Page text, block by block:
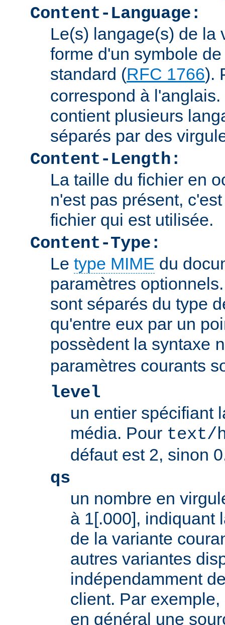
Content-Language:
Le(s) langage(s) de la
forme d'un symbole
standard (RFC 1766).
correspond à
contient plusieurs
séparés par des
Content-Length:
La taille du fichier en
n'est pas présent,
fichier qui est utilisée.
Content-Type:
Le type MIME du
paramètres
sont séparés du type
qu'entre eux par un
possèdent la syntaxe
paramètres courants
level
un entier spécifiant
média. Pour text/
défaut est 2, sinon
qs
un nombre en
à 1[.000], indiquant
de la variante
autres variantes
indépendamment
client. Par
en général une